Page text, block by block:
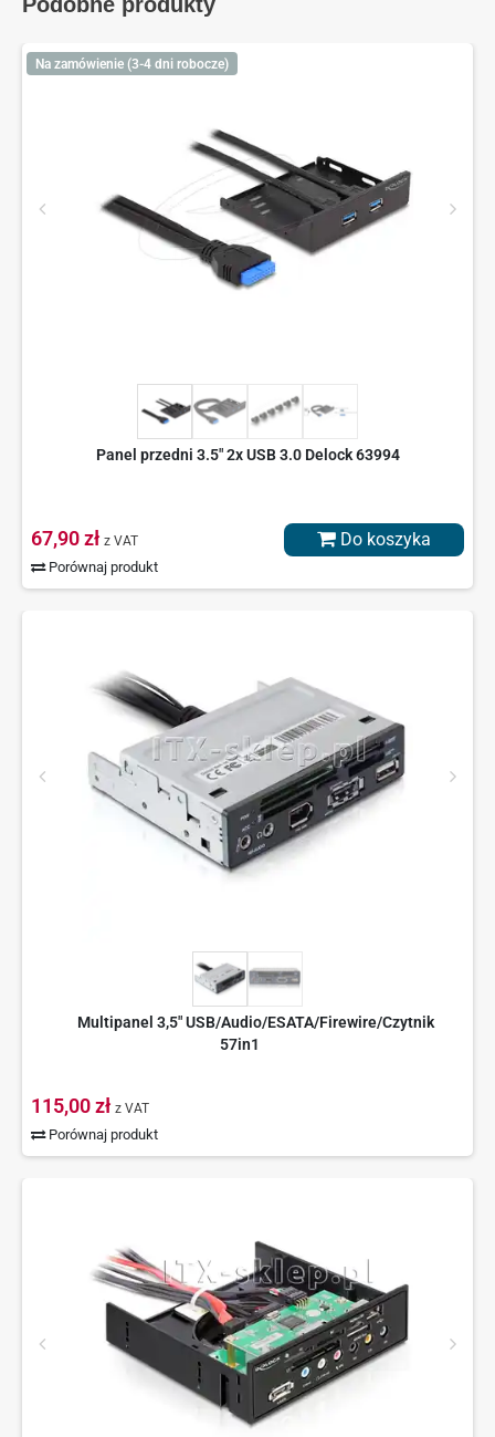
Na zamówienie (3-4 dni robocze)
Panel przedni 3.5" 2x USB 3.0 Delock 63994
67,90 zł z VAT
Porównaj produkt
Do koszyka
Multipanel 3,5" USB/Audio/ESATA/Firewire/Czytnik
57in1
115,00 zł z VAT
Porównaj produkt